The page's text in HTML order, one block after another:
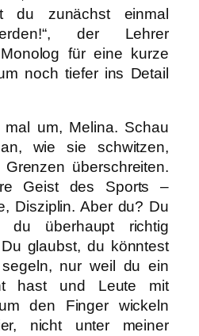
du zunächst einmal
der Lehrer
für eine kurze
noch tiefer ins Detail
um, Melina. Schau
wie sie schwitzen,
überschreiten.
Geist des Sports –
Disziplin. Aber du? Du
überhaupt richtig
glaubst, du könntest
nur weil du ein
hast und Leute mit
den Finger wickeln
nicht unter meiner